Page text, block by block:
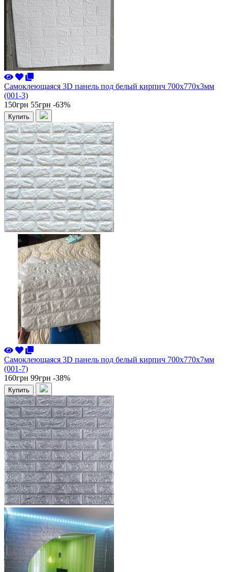
Самоклеющаяся 3D панель под белый кирпич 700x770x3мм
(001-3)
150грн 55грн -63%
Купить
Самоклеющаяся 3D панель под белый кирпич 700x770x7мм
(001-7)
160грн 99грн -38%
Купить